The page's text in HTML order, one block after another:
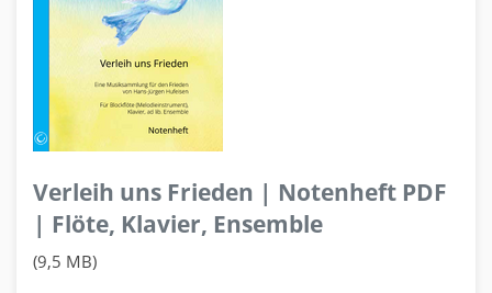
Verleih uns Frieden | Notenheft PDF
| Flöte, Klavier, Ensemble
(9,5 MB)